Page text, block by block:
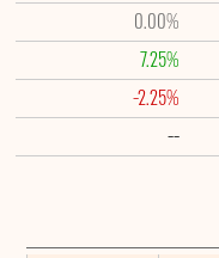
0.00%
7.25%
-2.25%
--